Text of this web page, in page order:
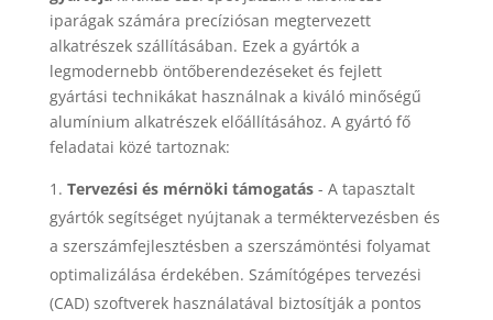
iparágak számára precíziósan megtervezett
alkatrészek szállításában. Ezek a gyártók a
legmodernebb öntőberendezéseket és fejlett
gyártási technikákat használnak a kiváló minőségű
alumínium alkatrészek előállításához. A gyártó fő
feladatai közé tartoznak:
Tervezési és mérnöki támogatás- A tapasztalt
gyártók segítséget nyújtanak a terméktervezésben és
a szerszámfejlesztésben a szerszámöntési folyamat
optimalizálása érdekében. Számítógépes tervezési
(CAD) szoftverek használatával biztosítják a pontos